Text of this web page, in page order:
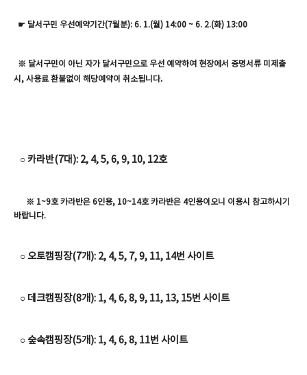
☛ 달서구민 우선예약기간(7월분): 6. 1.(월) 14:00 ~ 6. 2.(화) 13:00
※ 달서구민이 아닌 자가 달서구민으로 우선 예약하여 현장에서 증명서류 미제출
시 , 사용료 환불없이 해당예약이 취소됩니다.
○ 카라반(7대): 2, 4, 5, 6, 9, 10, 12호
※ 1~9호 카라반은 6인용, 10~14호 카라반은 4인용이오니 이용시 참고하시기
바랍니다.
○ 오토캠핑장(7개): 2, 4, 5, 7, 9, 11, 14번 사이트
○ 데크캠핑장(8개): 1, 4, 6, 8, 9, 11, 13, 15번 사이트
○ 숲속캠핑장(5개): 1, 4, 6, 8, 11번 사이트